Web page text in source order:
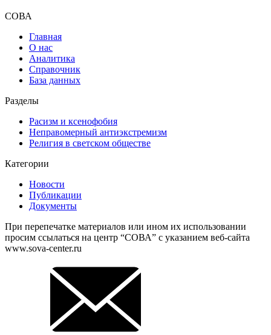
СОВА
Главная
О нас
Аналитика
Справочник
База данных
Разделы
Расизм и ксенофобия
Неправомерный антиэкстремизм
Религия в светском обществе
Категории
Новости
Публикации
Документы
При перепечатке материалов или ином их использовании
просим ссылаться на центр “СОВА” с указанием веб-сайта
www.sova-center.ru